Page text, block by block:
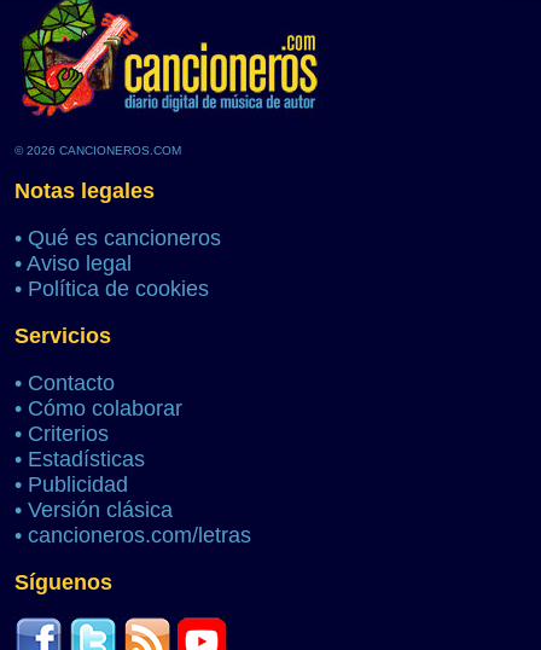
© 2026 CANCIONEROS.COM
Notas legales
• Qué es cancioneros
• Aviso legal
• Política de cookies
Servicios
• Contacto
• Cómo colaborar
• Criterios
• Estadísticas
• Publicidad
• Versión clásica
• cancioneros.com/letras
Síguenos